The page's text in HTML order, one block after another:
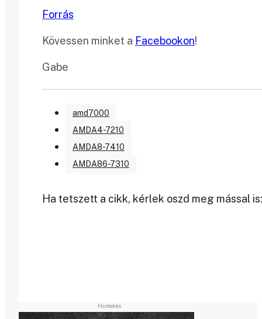
Forrás
Kövessen minket a Facebookon!
Gabe
amd7000
AMDA4-7210
AMDA8-7410
AMDA86-7310
Ha tetszett a cikk, kérlek oszd meg mással is: